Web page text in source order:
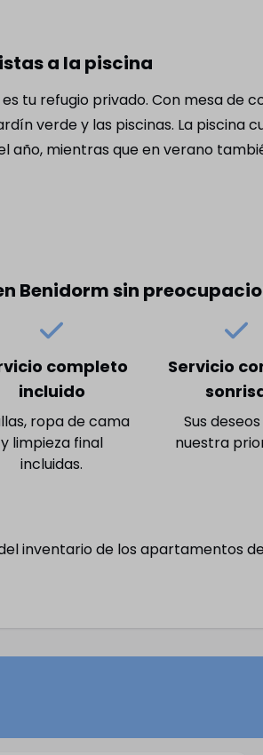
Hervidor
cocina
Con lavadero
Mesa y sillas de exterior
a la piscina
tu refugio privado. Con mesa de
verde y las piscinas. La piscina
año, mientras que en verano
Benidorm sin
completo
incluido
ropa de cama
y limpieza final
incluidas.
Servicio
Sus
nuestra
inventario de los apartamentos